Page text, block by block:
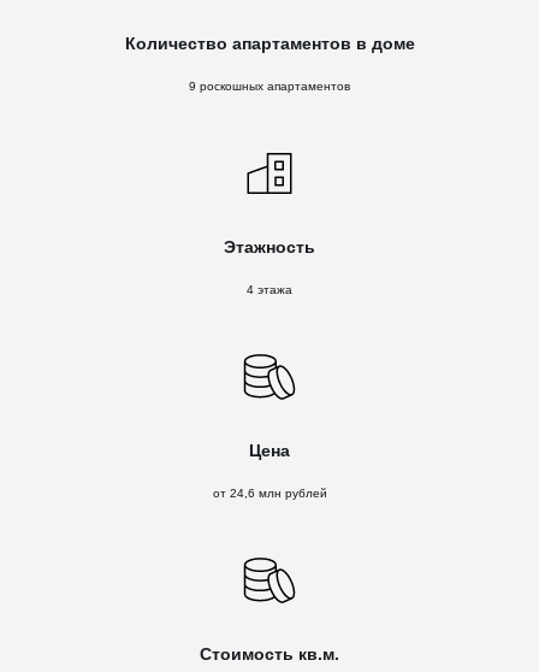
Количество апартаментов в доме
9 роскошных апартаментов
Этажность
4 этажа
Цена
от 24,6 млн рублей
Стоимость кв.м.